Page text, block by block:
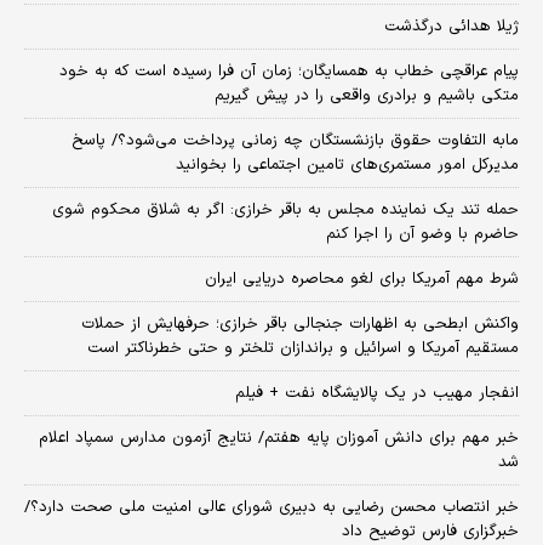
ژیلا هدائی درگذشت
پیام عراقچی خطاب به همسایگان؛ زمان آن فرا رسیده است که به خود
متکی باشیم و برادری واقعی را در پیش گیریم
مابه التفاوت حقوق بازنشستگان چه زمانی پرداخت می‌شود؟/ پاسخ
مدیرکل امور مستمری‌های تامین اجتماعی را بخوانید
حمله تند یک نماینده مجلس به باقر خرازی: اگر به شلاق محکوم شوی
حاضرم با وضو آن را اجرا کنم
شرط مهم آمریکا برای لغو محاصره دریایی ایران
واکنش ابطحی به اظهارات جنجالی باقر خرازی؛ حرفهایش از حملات
مستقیم آمریکا و اسرائیل و براندازان تلختر و حتی خطرناکتر است
انفجار مهیب در یک پالایشگاه نفت + فیلم
خبر مهم برای دانش آموزان پایه هفتم/ نتایج آزمون مدارس سمپاد اعلام
شد
خبر انتصاب محسن رضایی به دبیری شورای عالی امنیت ملی صحت دارد؟/
خبرگزاری فارس توضیح داد